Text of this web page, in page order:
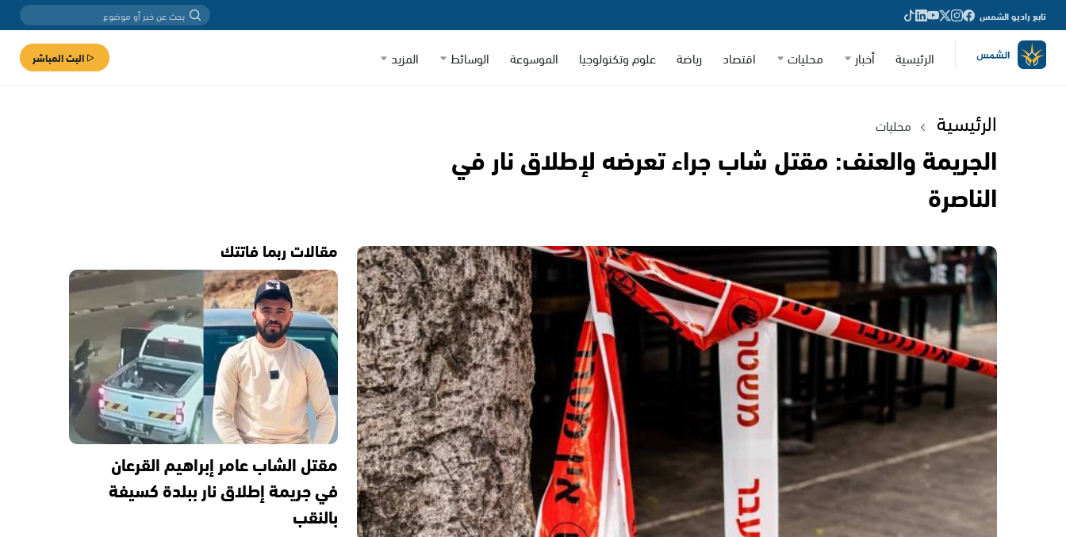
تابع راديو الشمس
الرئيسية أخبار محليات اقتصاد رياضة علوم وتكنولوجيا الموسوعة الوسائط المزيد البث المباشر
الرئيسية محليات
الجريمة والعنف: مقتل شاب جراء تعرضه لإطلاق نار في
الناصرة
مقالات ربما فاتتك
مقتل الشاب عامر إبراهيم القرعان
في جريمة إطلاق نار ببلدة كسيفة
بالنقب